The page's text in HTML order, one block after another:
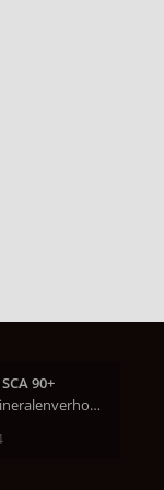
90+
Wat is de optimale mineralenverhouding volgens j